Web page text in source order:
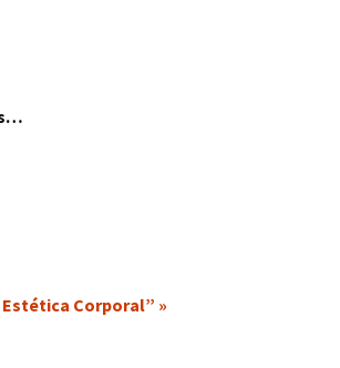
Corporal” »